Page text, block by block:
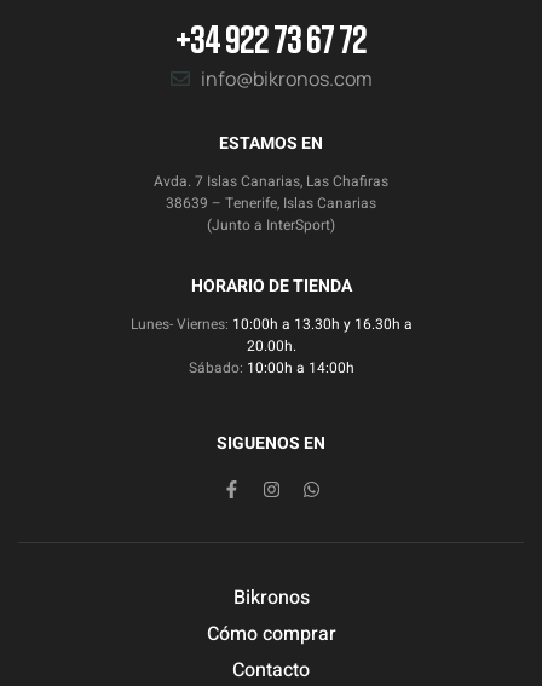
+34 922 73 67 72
info@bikronos.com
ESTAMOS EN
Avda. 7 Islas Canarias, Las Chafiras
38639 – Tenerife, Islas Canarias
(Junto a InterSport)
HORARIO DE TIENDA
Lunes- Viernes: 10:00h a 13.30h y 16.30h a
20.00h.
Sábado: 10:00h a 14:00h
SIGUENOS EN
Bikronos
Cómo comprar
Contacto